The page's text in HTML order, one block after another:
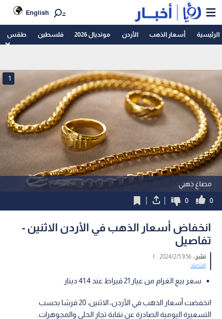
English
الرئيسية أسعار الذهب الأردن مونديال 2026 فلسطين طقس
مصاغ ذهبي
1
0
0
انخفاض أسعار الذهب في الأردن الاثنين -
تفاصيل
نشر :9:56 2024/2/5
|
اقتصاد
سعر بيع الغرام من عيار 21 قيراط عند 41.4 دينار
انخفضت أسعار الذهب في الأردن، الاثنين، 20 قرشا بحسب
التسعيرة اليومية الصادرة عن نقابة تجار الحلي والمجوهرات.